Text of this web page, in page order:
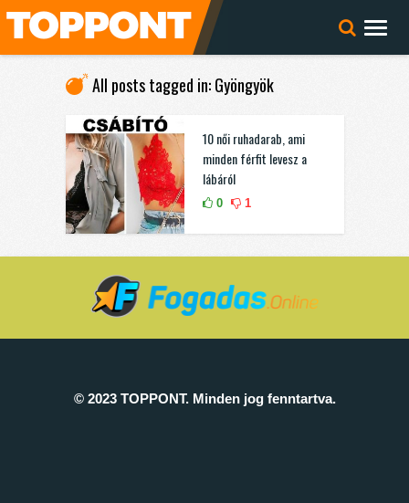
All posts tagged in: Gyöngyök
10 női ruhadarab, ami
minden férfit levesz a
lábáról
0 1
© 2023 TOPPONT. Minden jog fenntartva.